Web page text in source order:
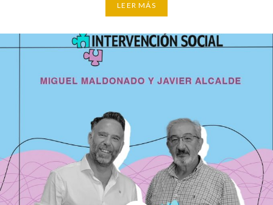
LEER MÁS